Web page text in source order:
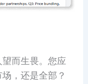
而生畏。您应
，还是全部？